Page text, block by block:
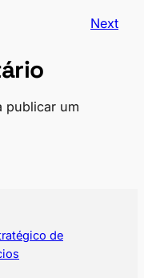
Next
publicar um
de